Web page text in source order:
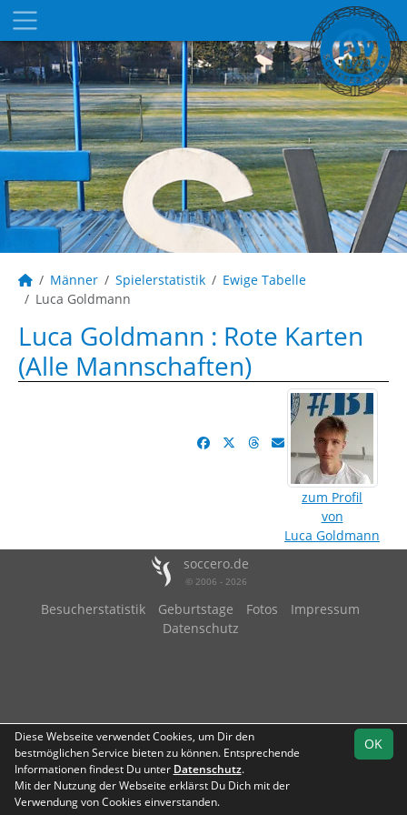
Männer Spielerstatistik
Ewige Tabelle
Luca Goldmann
Luca Goldmann : Rote Karten
(Alle Mannschaften)
zum Profil
von
Luca Goldmann
soccero.de
© 2006 - 2026
Besucherstatistik Geburtstage Fotos
Impressum
Datenschutz
OK
Diese Webseite verwendet Cookies, um Dir den
bestmöglichen Service bieten zu können. Entsprechende
Informationen findest Du unter Datenschutz.
Mit der Nutzung der Webseite erklärst Du Dich mit der
Verwendung von Cookies einverstanden.